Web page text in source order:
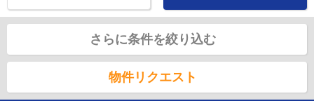
さらに条件を絞り込む
物件リクエスト